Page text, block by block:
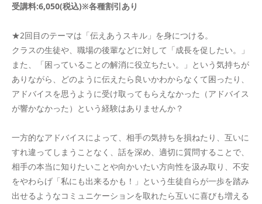
受講料:6,050(税込)※各種割引あり
★2回目のテーマは「伝えあうスキル」を身につける。
クラスの生徒や、職場の後輩などに対して「成長を促したい。」
また、「困っていることの解消に役立ちたい。」という気持ちが
ありながら、どのように伝えたら良いかわからなくて困ったり、
アドバイスを思うように受け取ってもらえなかった（アドバイス
が響かなかった）という経験はありませんか？
一方的なアドバイスによって、相手の気持ちを損ねたり、互いに
すれ違ってしまうことなく、話を深め、適切に質問することで、
相手の本当に知りたいことや向かいたい方向性を汲み取り、不安
をやわらげ「私にも出来るかも！」という生徒自らが一歩を踏み
出せるようなコミュニケーションを取れたら互いに喜びも増える